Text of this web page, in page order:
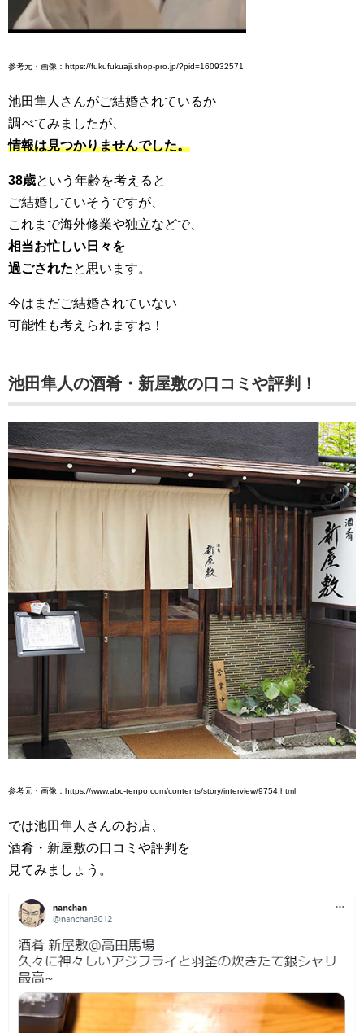
参考元・画像：https://fukufukuaji.shop-pro.jp/?pid=160932571
池田隼人さんがご結婚されているか
調べてみましたが、
情報は見つかりませんでした。
38歳という年齢を考えると
ご結婚していそうですが、
これまで海外修業や独立などで、
相当お忙しい日々を
過ごされたと思います。
今はまだご結婚されていない
可能性も考えられますね！
池田隼人の酒肴・新屋敷の口コミや評判！
参考元・画像：https://www.abc-tenpo.com/contents/story/interview/9754.html
では池田隼人さんのお店、
酒肴・新屋敷の口コミや評判を
見てみましょう。